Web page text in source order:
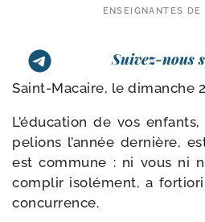
ENSEIGNANTES DE
Suivez-nous
Saint-​Macaire, le dimanche
L’éducation de vos
pe­lions l’an­née der­nière,
est com­mune : ni vous ni
com­plir iso­lé­ment, a
concurrence.